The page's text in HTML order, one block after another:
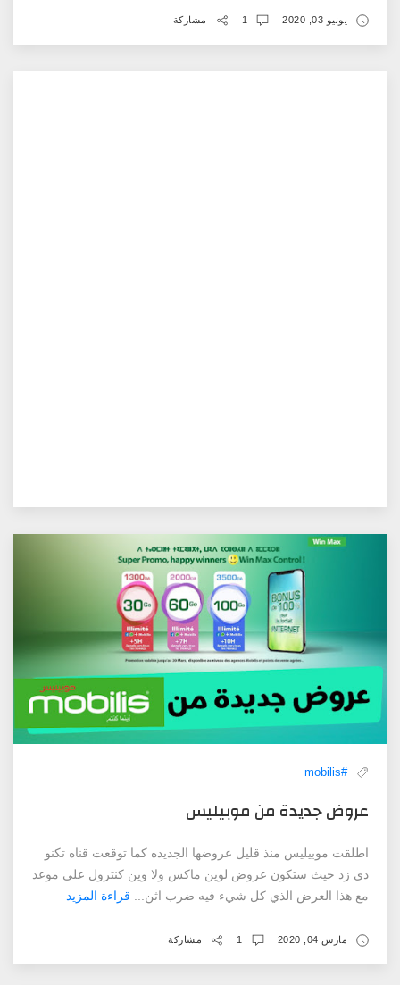
يونيو 03, 2020 1 مشاركة
#mobilis
عروض جديدة من موبيليس
اطلقت موبيليس منذ قليل عروضها الجديده كما توقعت قناه تكنو
دي زد حيث ستكون عروض لوين ماكس ولا وين كنترول على موعد
مع هذا العرض الذي كل شيء فيه ضرب اثن... قراءة المزيد
مارس 04, 2020 1 مشاركة